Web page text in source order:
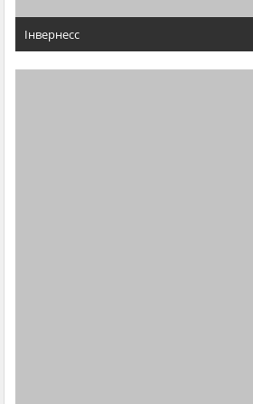
Інвернесс